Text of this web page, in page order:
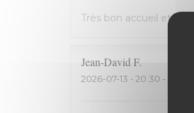
Très bon accueil et
Jean-David F
2026-07-13 - 20:30 - Ospiti